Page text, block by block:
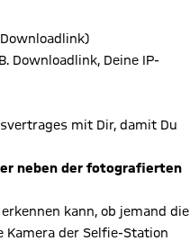
Downloadlink, Deine IP-
mit Dir, damit Du
neben der fotografierten
kann, ob jemand die
der Selfie-Station